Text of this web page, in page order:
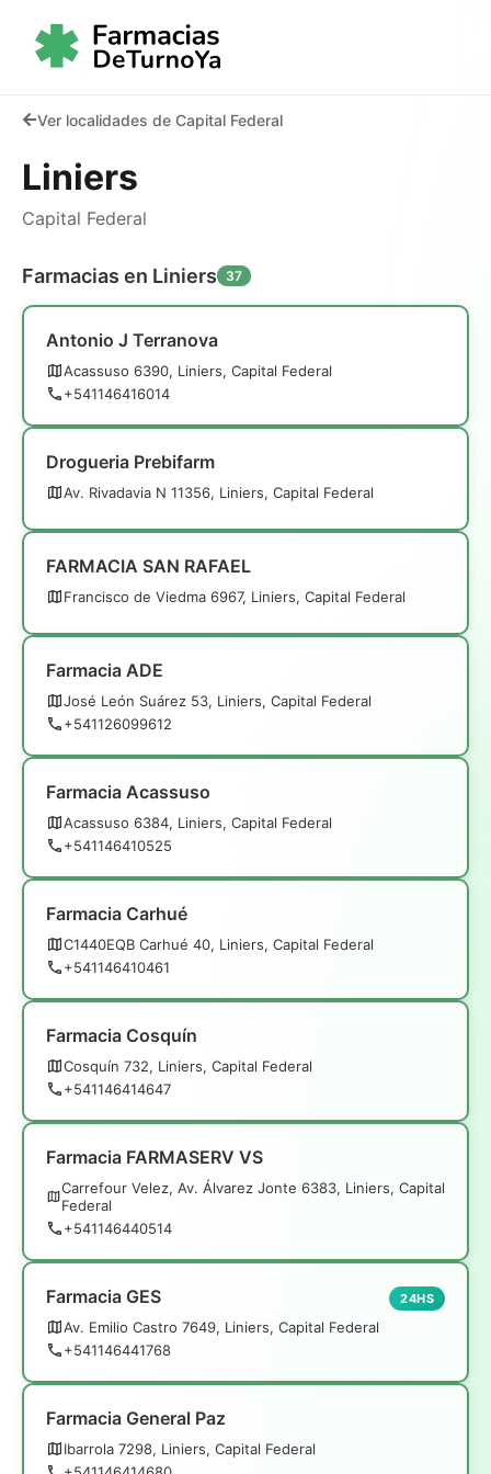
Ver localidades de Capital Federal
Liniers
Capital Federal
Farmacias en Liniers 37
Antonio J Terranova
Acassuso 6390, Liniers, Capital Federal
+541146416014
Drogueria Prebifarm
Av. Rivadavia N 11356, Liniers, Capital Federal
FARMACIA SAN RAFAEL
Francisco de Viedma 6967, Liniers, Capital Federal
Farmacia ADE
José León Suárez 53, Liniers, Capital Federal
+541126099612
Farmacia Acassuso
Acassuso 6384, Liniers, Capital Federal
+541146410525
Farmacia Carhué
C1440EQB Carhué 40, Liniers, Capital Federal
+541146410461
Farmacia Cosquín
Cosquín 732, Liniers, Capital Federal
+541146414647
Farmacia FARMASERV VS
Carrefour Velez, Av. Álvarez Jonte 6383, Liniers, Capital
Federal
+541146440514
Farmacia GES
Av. Emilio Castro 7649, Liniers, Capital Federal
+541146441768
24HS
Farmacia General Paz
Ibarrola 7298, Liniers, Capital Federal